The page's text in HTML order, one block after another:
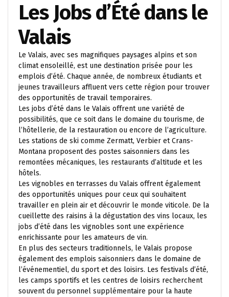
Les Jobs d’Été dans le
Valais
Le Valais, avec ses magnifiques paysages alpins et son
climat ensoleillé, est une destination prisée pour les
emplois d’été. Chaque année, de nombreux étudiants et
jeunes travailleurs affluent vers cette région pour trouver
des opportunités de travail temporaires.
Les jobs d’été dans le Valais offrent une variété de
possibilités, que ce soit dans le domaine du tourisme, de
l’hôtellerie, de la restauration ou encore de l’agriculture.
Les stations de ski comme Zermatt, Verbier et Crans-
Montana proposent des postes saisonniers dans les
remontées mécaniques, les restaurants d’altitude et les
hôtels.
Les vignobles en terrasses du Valais offrent également
des opportunités uniques pour ceux qui souhaitent
travailler en plein air et découvrir le monde viticole. De la
cueillette des raisins à la dégustation des vins locaux, les
jobs d’été dans les vignobles sont une expérience
enrichissante pour les amateurs de vin.
En plus des secteurs traditionnels, le Valais propose
également des emplois saisonniers dans le domaine de
l’événementiel, du sport et des loisirs. Les festivals d’été,
les camps sportifs et les centres de loisirs recherchent
souvent du personnel supplémentaire pour la haute